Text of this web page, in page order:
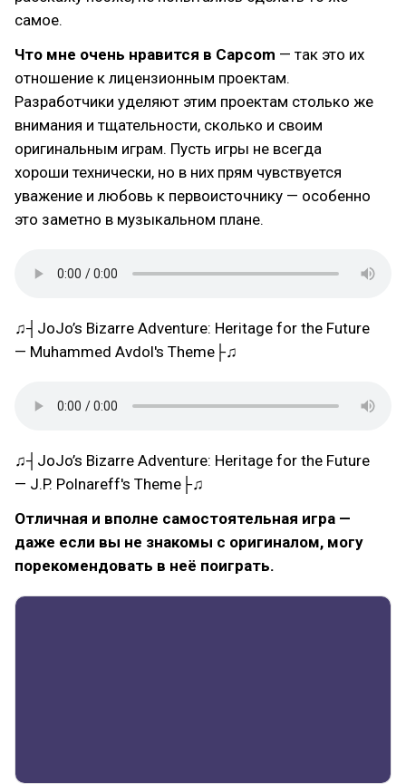
самое.
Что мне очень нравится в Capcom — так это их
отношение к лицензионным проектам.
Разработчики уделяют этим проектам столько же
внимания и тщательности, сколько и своим
оригинальным играм. Пусть игры не всегда
хороши технически, но в них прям чувствуется
уважение и любовь к первоисточнику — особенно
это заметно в музыкальном плане.
♫┤JoJo’s Bizarre Adventure: Heritage for the Future
— Muhammed Avdol's Theme├♫
♫┤JoJo’s Bizarre Adventure: Heritage for the Future
— J.P. Polnareff's Theme├♫
Отличная и вполне самостоятельная игра —
даже если вы не знакомы с оригиналом, могу
порекомендовать в неё поиграть.